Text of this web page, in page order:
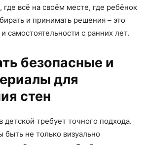
где всё на своём месте, где ребёнок
и принимать решения – это
самостоятельности с ранних лет.
безопасные и
для
стен
требует точного подхода.
не только визуально